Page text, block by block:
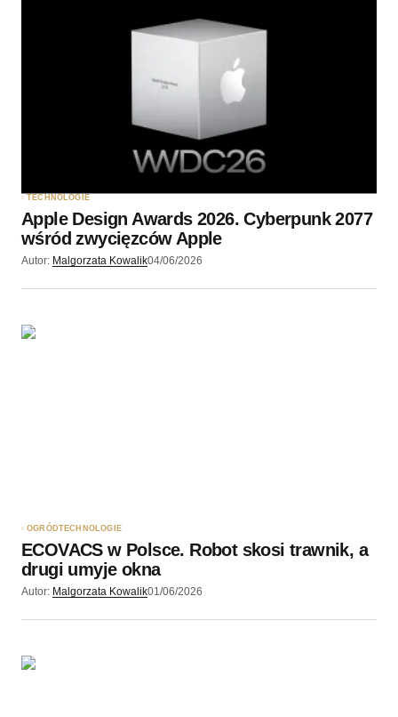
TECHNOLOGIE
Apple Design Awards 2026. Cyberpunk 2077
wśród zwycięzców Apple
Autor: Malgorzata Kowalik04/06/2026
OGRÓDTECHNOLOGIE
ECOVACS w Polsce. Robot skosi trawnik, a
drugi umyje okna
Autor: Malgorzata Kowalik01/06/2026